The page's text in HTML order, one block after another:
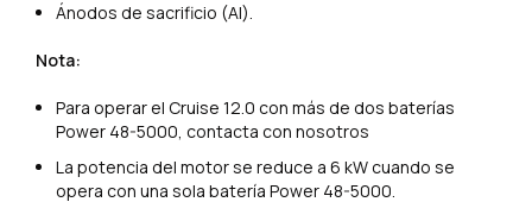
Ánodos de sacrificio (Al).
Nota:
Para operar el Cruise 12.0 con más de dos baterías
Power 48-5000, contacta con nosotros
La potencia del motor se reduce a 6 kW cuando se
opera con una sola batería Power 48-5000.